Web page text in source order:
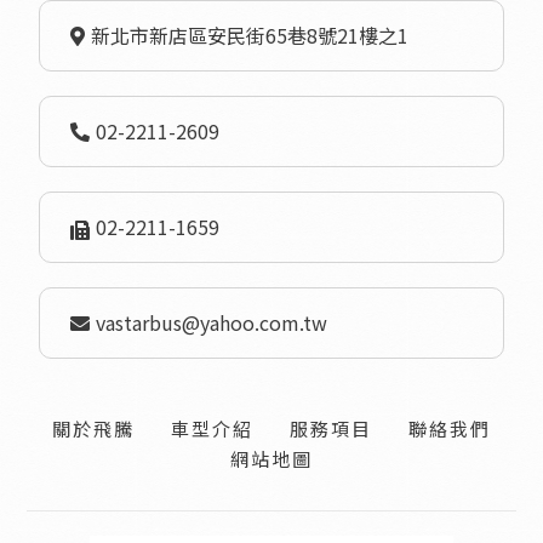
新北市新店區安民街65巷8號21樓之1
02-2211-2609
02-2211-1659
vastarbus@yahoo.com.tw
關於飛騰 車型介紹 服務項目
聯絡我們
網站地圖